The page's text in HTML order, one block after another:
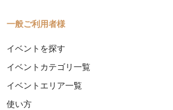
一般ご利用者様
イベントを探す
イベントカテゴリ一覧
イベントエリア一覧
使い方